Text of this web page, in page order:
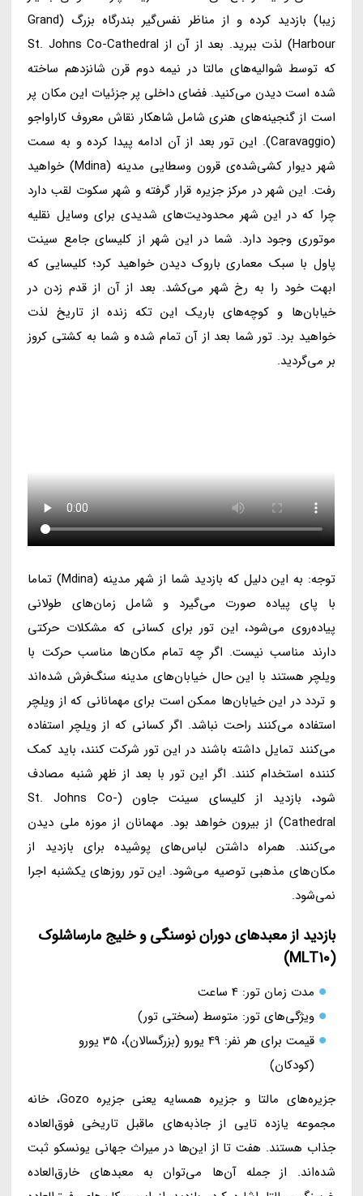
زیبا) بازدید کرده و از مناظر نفس‌گیر بندرگاه بزرگ (Grand
Harbour) لذت ببرید. بعد از آن از St. Johns Co-Cathedral
که توسط شوالیه‌های مالتا در نیمه دوم قرن شانزدهم ساخته
شده است دیدن می‌کنید. فضای داخلی پر جزئیات این مکان پر
است از گنجینه‌های هنری شامل شاهکار نقاش معروف کاراواجو
(Caravaggio). این تور بعد از آن ادامه پیدا کرده و به سمت
شهر دیوار کشی‌شده‌ی قرون وسطایی مدینه (Mdina) خواهید
رفت. این شهر در مرکز جزیره قرار گرفته و شهر سکوت لقب دارد
چرا که در این شهر محدودیت‌های شدیدی برای وسایل نقلیه
موتوری وجود دارد. شما در این شهر از کلیسای جامع سینت
پاول با سبک معماری باروک دیدن خواهید کرد؛ کلیسایی که
ابهت خود را به رخ شهر می‌کشد. بعد از آن از قدم زدن در
خیابان‌ها و کوچه‌های باریک این تکه زنده از تاریخ لذت
خواهید برد. تور شما بعد از آن تمام شده و شما به کشتی کروز
بر می‌گردید.
توجه: به این دلیل که بازدید شما از شهر مدینه (Mdina) تماما
با پای پیاده صورت می‌گیرد و شامل زمان‌های طولانی
پیاده‌روی می‌شود، این تور برای کسانی که مشکلات حرکتی
دارند مناسب نیست. اگر چه تمام مکان‌ها مناسب حرکت با
ویلچر هستند با این حال خیابان‌های مدینه سنگ‌فرش شده‌اند
و تردد در این خیابان‌ها ممکن است برای مهمانانی که از ویلچر
استفاده می‌کنند راحت نباشد. اگر کسانی که از ویلچر استفاده
می‌کنند تمایل داشته باشند در این تور شرکت کنند، باید کمک
کننده استخدام کنند. اگر این تور با بعد از ظهر شنبه مصادف
شود، بازدید از کلیسای سینت جاون (St. Johns Co-
Cathedral) از بیرون خواهد بود. مهمانان از موزه ملی دیدن
می‌کنند. همراه داشتن لباس‌های پوشیده برای بازدید از
مکان‌های مذهبی توصیه می‌شود. این تور روزهای یکشنبه اجرا
نمی‌شود.
بازدید از معبدهای دوران نوسنگی و خلیج مارساشلوک
(MLT10)
مدت زمان تور: 4 ساعت
ویژگی‌های تور: متوسط (سختی تور)
قیمت برای هر نفر: 49 یورو (بزرگسالان)، 35 یورو
(کودکان)
جزیره‌های مالتا و جزیره همسایه یعنی جزیره Gozo، خانه
مجموعه یازده تایی از جاذبه‌های ماقبل تاریخی فوق‌العاده
جذاب هستند. هفت تا از این‌ها در میراث جهانی یونسکو ثبت
شده‌اند. از جمله آن‌ها می‌توان به معبدهای خارق‌العاده